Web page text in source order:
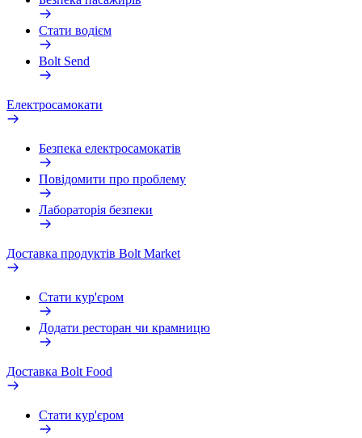
Стати водієм
Bolt Send
Електросамокати
Безпека електросамокатів
Повідомити про проблему
Лабораторія безпеки
Доставка продуктів Bolt Market
Стати кур'єром
Додати ресторан чи крамницю
Доставка Bolt Food
Стати кур'єром